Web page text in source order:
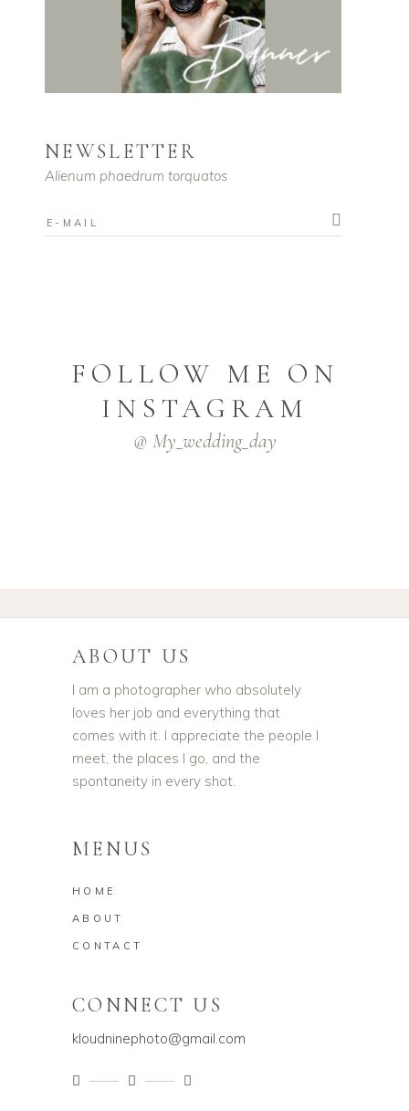
NEWSLETTER
Alienum phaedrum torquatos
FOLLOW ME ON
INSTAGRAM
@ My_wedding_day
ABOUT US
I am a photographer who absolutely
loves her job and everything that
comes with it. I appreciate the people I
meet, the places I go, and the
spontaneity in every shot.
MENUS
HOME
ABOUT
CONTACT
CONNECT US
kloudninephoto@gmail.com